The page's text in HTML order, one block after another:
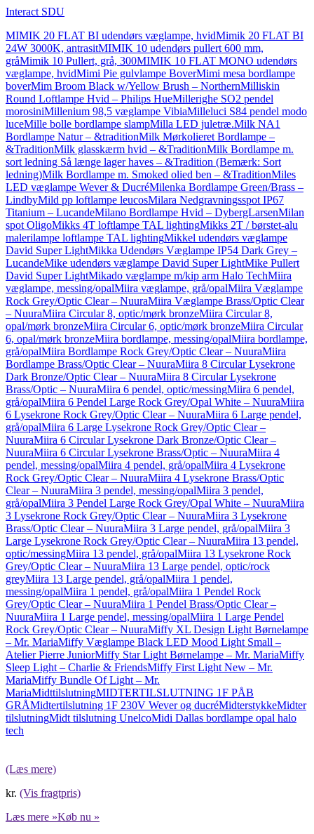
Interact SDU
MIMIK 20 FLAT BI udendørs væglampe, hvidMimik 20 FLAT BI
24W 3000K, antrasitMIMIK 10 udendørs pullert 600 mm,
gråMimik 10 Pullert, grå, 300MIMIK 10 FLAT MONO udendørs
væglampe, hvidMimi Pie gulvlampe BoverMimi mesa bordlampe
boverMim Broom Black w/Yellow Brush – NorthernMilliskin
Round Loftlampe Hvid – Philips HueMillerighe SO2 pendel
morosiniMillenium 98,5 væglampe VibiaMilleluci S84 pendel modo
luceMille bolle bordlampe slampMilla LED juletræ.Milk NA1
Bordlampe Natur – &traditionMilk Mørkolieret Bordlampe –
&TraditionMilk glasskærm hvid – &TraditionMilk Bordlampe m.
sort ledning Så længe lager haves – &Tradition (Bemærk: Sort
ledning)Milk Bordlampe m. Smoked olied ben – &TraditionMiles
LED væglampe Wever & DucréMilenka Bordlampe Green/Brass –
LindbyMild pp loftlampe leucosMilara Nedgravningsspot IP67
Titanium – LucandeMilano Bordlampe Hvid – DybergLarsenMilan
spot OligoMikks 4T loftlampe TAL lightingMikks 2T / børstet-alu
malerilampe loftlampe TAL lightingMikkel udendørs væglampe
David Super LightMikka Udendørs Væglampe IP54 Dark Grey –
LucandeMike udendørs væglampe David Super LightMike Pullert
David Super LightMikado væglampe m/kip arm Halo TechMiira
væglampe, messing/opalMiira væglampe, grå/opalMiira Væglampe
Rock Grey/Optic Clear – NuuraMiira Væglampe Brass/Optic Clear
– NuuraMiira Circular 8, optic/mørk bronzeMiira Circular 8,
opal/mørk bronzeMiira Circular 6, optic/mørk bronzeMiira Circular
6, opal/mørk bronzeMiira bordlampe, messing/opalMiira bordlampe,
grå/opalMiira Bordlampe Rock Grey/Optic Clear – NuuraMiira
Bordlampe Brass/Optic Clear – NuuraMiira 8 Circular Lysekrone
Dark Bronze/Optic Clear – NuuraMiira 8 Circular Lysekrone
Brass/Optic – NuuraMiira 6 pendel, optic/messingMiira 6 pendel,
grå/opalMiira 6 Pendel Large Rock Grey/Opal White – NuuraMiira
6 Lysekrone Rock Grey/Optic Clear – NuuraMiira 6 Large pendel,
grå/opalMiira 6 Large Lysekrone Rock Grey/Optic Clear –
NuuraMiira 6 Circular Lysekrone Dark Bronze/Optic Clear –
NuuraMiira 6 Circular Lysekrone Brass/Optic – NuuraMiira 4
pendel, messing/opalMiira 4 pendel, grå/opalMiira 4 Lysekrone
Rock Grey/Optic Clear – NuuraMiira 4 Lysekrone Brass/Optic
Clear – NuuraMiira 3 pendel, messing/opalMiira 3 pendel,
grå/opalMiira 3 Pendel Large Rock Grey/Opal White – NuuraMiira
3 Lysekrone Rock Grey/Optic Clear – NuuraMiira 3 Lysekrone
Brass/Optic Clear – NuuraMiira 3 Large pendel, grå/opalMiira 3
Large Lysekrone Rock Grey/Optic Clear – NuuraMiira 13 pendel,
optic/messingMiira 13 pendel, grå/opalMiira 13 Lysekrone Rock
Grey/Optic Clear – NuuraMiira 13 Large pendel, optic/rock
greyMiira 13 Large pendel, grå/opalMiira 1 pendel,
messing/opalMiira 1 pendel, grå/opalMiira 1 Pendel Rock
Grey/Optic Clear – NuuraMiira 1 Pendel Brass/Optic Clear –
NuuraMiira 1 Large pendel, messing/opalMiira 1 Large Pendel
Rock Grey/Optic Clear – NuuraMiffy XL Design Light Børnelampe
– Mr. MariaMiffy Væglampe Black LED Mood Light Small –
Atelier Pierre JuniorMiffy Star Light Børnelampe – Mr. MariaMiffy
Sleep Light – Charlie & FriendsMiffy First Light New – Mr.
MariaMiffy Bundle Of Light – Mr.
MariaMidttilslutningMIDTERTILSLUTNING 1F PÅB
GRÅMidtertilslutning 1F 230V Wever og ducréMidterstykkeMidter
tilslutningMidt tilslutning UnelcoMidi Dallas bordlampe opal halo
tech
(Læs mere)
kr. (Vis fragtpris)
Læs mere »Køb nu »